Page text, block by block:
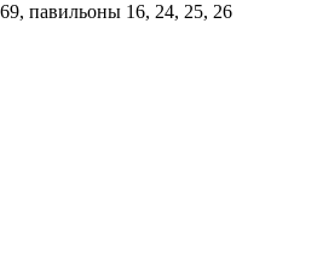
павильоны 16, 24, 25, 26